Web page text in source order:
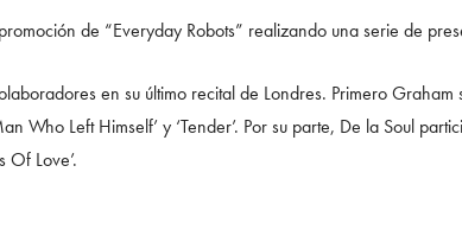
de “Everyday Robots” realizando una serie de
en su último recital de Londres. Primero
Who Left Himself’ y ‘Tender’. Por su parte, De la Soul
Of Love’.